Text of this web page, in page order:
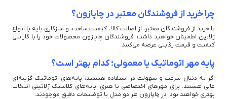
چرا خرید از فروشندگان معتبر در چاپازون؟
با خرید از فروشندگان معتبر، از اصالت کالا، کیفیت ساخت، و سازگاری پایه با انواع
ژلاتین اطمینان خواهید داشت. فروشندگان چاپازون محصولات خود را با گارانتی
کیفیت و قیمت رقابتی عرضه می‌کنند.
پایه مهر اتوماتیک یا معمولی؛ کدام بهتر است؟
اگر به دنبال سرعت و سهولت در استفاده هستید، پایه‌های اتوماتیک گزینه‌ای
عالی هستند. برای مهرهای اختصاصی یا هنری، پایه‌های کلاسیک ژلاتینی انتخاب
بهتری خواهند بود. در چاپازون هر دو مدل با توضیحات دقیق موجودند.